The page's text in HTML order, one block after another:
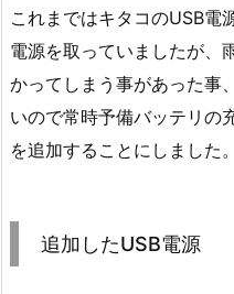
これまではキタコのUSB
電源を取っていましたが、
かってしまう事があった事
いので常時予備バッテリの
を追加することにしました。
追加したUSB電源